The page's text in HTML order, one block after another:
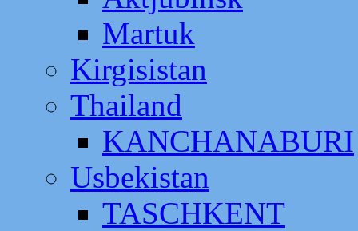
Martuk
Kirgisistan
Thailand
KANCHANABURI
Usbekistan
TASCHKENT